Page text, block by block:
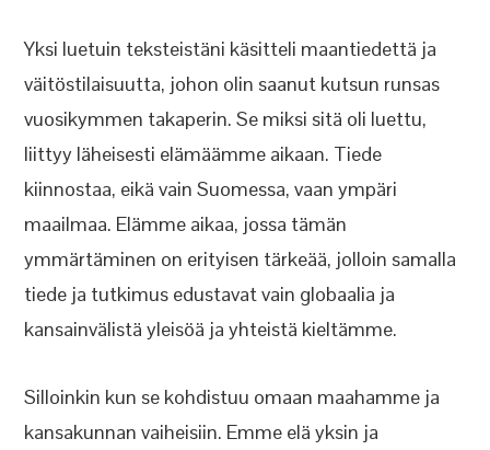
Yksi luetuin teksteistäni käsitteli maantiedettä ja
väitöstilaisuutta, johon olin saanut kutsun runsas
vuosikymmen takaperin. Se miksi sitä oli luettu,
liittyy läheisesti elämäämme aikaan. Tiede
kiinnostaa, eikä vain Suomessa, vaan ympäri
maailmaa. Elämme aikaa, jossa tämän
ymmärtäminen on erityisen tärkeää, jolloin samalla
tiede ja tutkimus edustavat vain globaalia ja
kansainvälistä yleisöä ja yhteistä kieltämme.
Silloinkin kun se kohdistuu omaan maahamme ja
kansakunnan vaiheisiin. Emme elä yksin ja